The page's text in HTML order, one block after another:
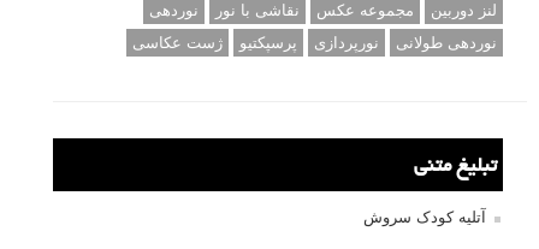
لنز دوربین
مجموعه عکس نقاشی با نور
نوردهی
نوردهی طولانی
نورپردازی پرسپکتیو ژست عکاسی
تبلیغ متنی
آتلیه کودک سروش